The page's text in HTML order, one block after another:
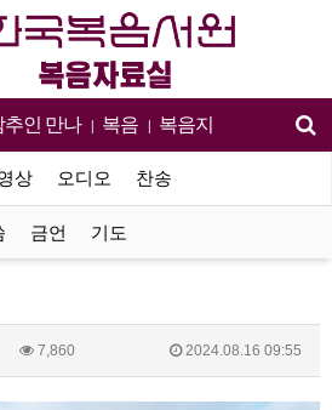
추인 만나 | 복음 | 복음지
상 오디오 찬송
금언 기도
7,860 2024.08.16 09:55